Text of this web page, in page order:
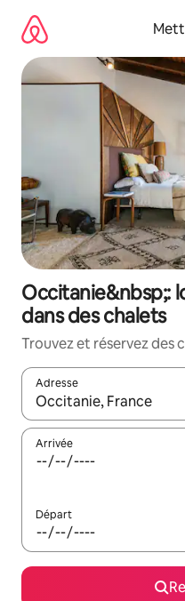
directement
contenu
Occitanie&nbsp;:
dans des chalets
Trouvez et réservez des
Adresse
Lorsque les résultats
Arrivée
Départ